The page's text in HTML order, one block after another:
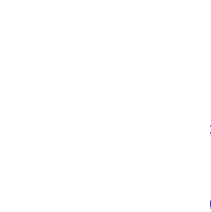
La nueva presidenta del